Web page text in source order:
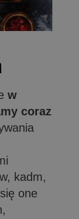
w
coraz
kadm,
one